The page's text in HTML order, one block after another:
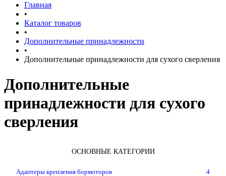
Главная
•
Каталог товаров
•
Дополнительные принадлежности
•
Дополнительные принадлежности для сухого сверления
Дополнительные
принадлежности для сухого
сверления
ОСНОВНЫЕ КАТЕГОРИИ
Адаптеры крепления бормоторов 4